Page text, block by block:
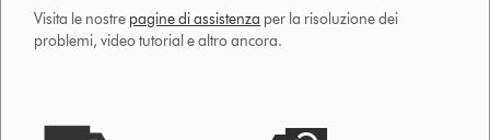
Visita le nostre pagine di assistenza per la risoluzione dei
problemi, video tutorial e altro ancora.